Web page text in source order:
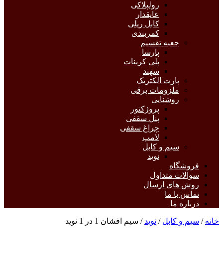
رولپلاکی
عایقدار
کابل ریلی
کمربندی
جعبه تقسیم
پارسا
پلی کربنات
سهند
پارت الکتریک
ملزومات برقی
روشنایی
پروژکتور
پنل سقفی
چراغ سقفی
لامپ
سیم و کابل
نوید
فروشگاه
سوالات متداول
روش های ارسال
تماس با ما
درباره ما
خانه / سیم و کابل / نوید / سیم افشان 1 در 1 نوید